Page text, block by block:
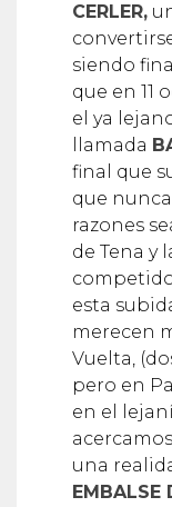
CERLER,
siendo
que en 11
el ya
llamada
final que
que
razones
de Tena y
esta
merecen
Vuelta,
pero en
en el
una
EMBALSE